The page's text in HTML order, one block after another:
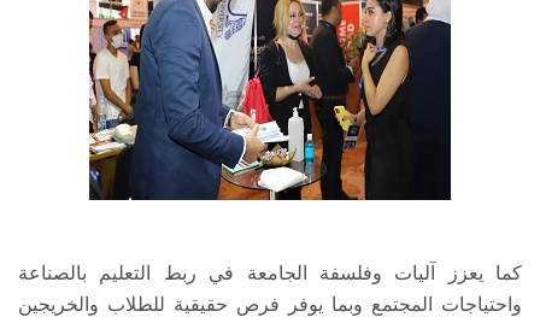
كما يعزز آليات وفلسفة الجامعة في ربط التعليم بالصناعة
واحتياجات المجتمع وبما يوفر فرص حقيقية للطلاب والخريجين